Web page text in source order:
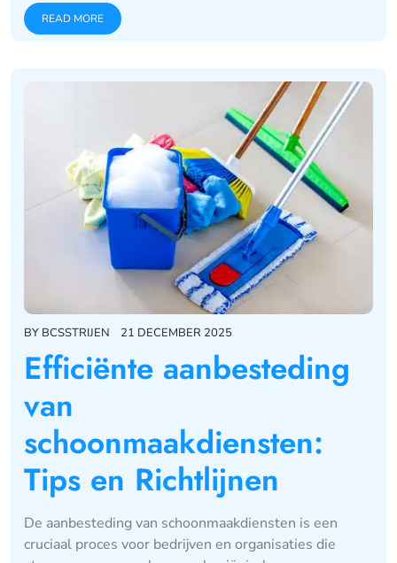
READ MORE
BY BCSSTRIJEN 21 DECEMBER 2025
Efficiënte aanbesteding
van
schoonmaakdiensten:
Tips en Richtlijnen
De aanbesteding van schoonmaakdiensten is een
cruciaal proces voor bedrijven en organisaties die